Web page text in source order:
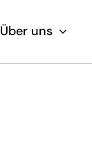
Über uns